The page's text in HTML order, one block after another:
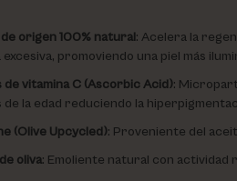
origen 100% natural: Acelera la
excesiva, promoviendo una piel más
de vitamina C (Ascorbic Acid):
de la edad reduciendo la
(Olive Upcycled): Proveniente del
oliva: Emoliente natural con actividad